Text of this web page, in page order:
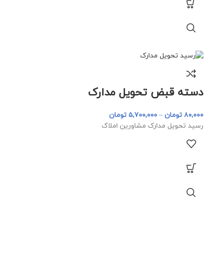
دسته قبض تحویل مدارک
۸۰,۰۰۰ تومان – ۵,۷۰۰,۰۰۰ تومان
رسید تحویل مدارک مشاورین املاک